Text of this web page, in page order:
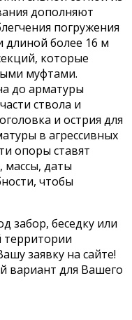
дополняют
погружения
длиной более 16 м
которые
муфтами.
до арматуры
ствола и
и острия для
в агрессивных
опоры ставят
массы, даты
чтобы
забор, беседку или
заявку на сайте!
вариант для Вашего